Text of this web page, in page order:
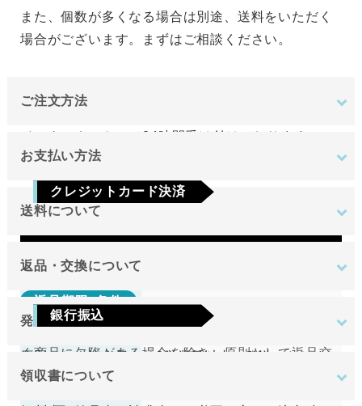
また、個数が多くなる場合は別途、送料をいただく
場合がございます。まずはご相談ください。
ご注文方法
インターネットにて24時間受け付けております。
日のみです。
お支払い方法
クレジットカード決済
Visa Mastercard JCB
AMEX
銀行振込
ご注文確定後7日以内に指定の口座へお振込みを
お願いいたします。ご入金確認後の商品手配と
送料について
地域
東北
関東
近畿
返品・交換について
返品期限･条件
切り売り商品やメーカー取り寄せ商品の場合、著し
く商品に欠陥がある場合を除き、原則として返品交
換を受け付けておりません。
発送について
原則として注文日より2営業日以内に発送いたしま
す。
領収書について